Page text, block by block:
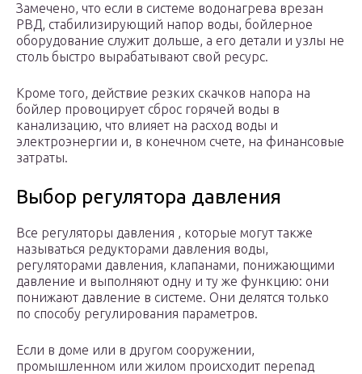
Замечено, что если в системе водонагрева врезан
РВД, стабилизирующий напор воды, бойлерное
оборудование служит дольше, а его детали и узлы не
столь быстро вырабатывают свой ресурс.
Кроме того, действие резких скачков напора на
бойлер провоцирует сброс горячей воды в
канализацию, что влияет на расход воды и
электроэнергии и, в конечном счете, на финансовые
затраты.
Выбор регулятора давления
Все регуляторы давления , которые могут также
называться редукторами давления воды,
регуляторами давления, клапанами, понижающими
давление и выполняют одну и ту же функцию: они
понижают давление в системе. Они делятся только
по способу регулирования параметров.
Если в доме или в другом сооружении,
промышленном или жилом происходит перепад